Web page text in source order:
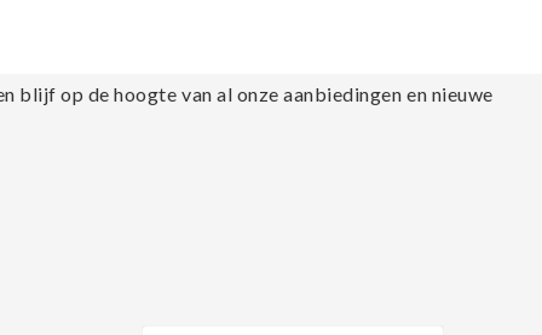
blijf op de hoogte van al onze aanbiedingen en nieuwe